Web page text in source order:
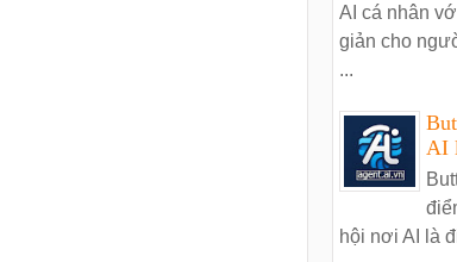
AI cá nhân
giản cho
...
AI
hội nơi AI là